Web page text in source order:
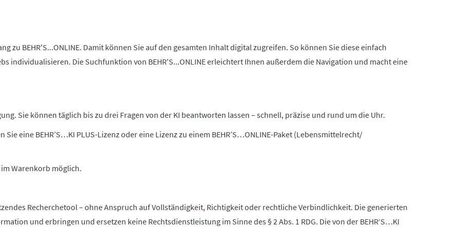
zu BEHR'S...ONLINE. Damit können Sie auf den gesamten Inhalt digital zugreifen. So können Sie diese einfach
individualisieren. Die Suchfunktion von BEHR'S...ONLINE erleichtert Ihnen außerdem die Navigation und macht eine
Sie können täglich bis zu drei Fragen von der KI beantworten lassen – schnell, präzise und rund um die Uhr.
eine BEHR’S…KI PLUS-Lizenz oder eine Lizenz zu einem BEHR’S…ONLINE-Paket (Lebensmittelrecht/
im Warenkorb möglich.
Recherchetool – ohne Anspruch auf Vollständigkeit, Richtigkeit oder rechtliche Verbindlichkeit. Die generierten
und erbringen und ersetzen keine Rechtsdienstleistung im Sinne des § 2 Abs. 1 RDG. Die von der BEHR‘S…KI